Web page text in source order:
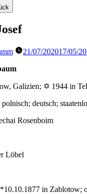
21/07/202017/05/
Galizien; ✡ 1944 in
polnisch; deutsch;
Rosenboim
Löbel
in Zablotow;